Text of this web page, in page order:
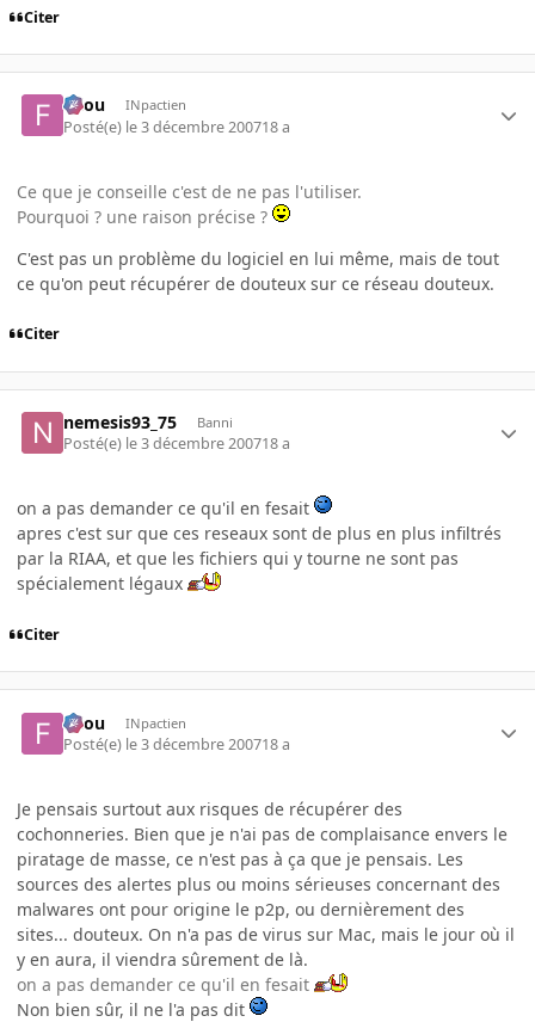
Citer
falou INpactien
Posté(e) le 3 décembre 200718 a
Ce que je conseille c'est de ne pas l'utiliser.
Pourquoi ? une raison précise ?
C'est pas un problème du logiciel en lui même, mais de tout
ce qu'on peut récupérer de douteux sur ce réseau douteux.
Citer
nemesis93_75 Banni
Posté(e) le 3 décembre 200718 a
on a pas demander ce qu'il en fesait
apres c'est sur que ces reseaux sont de plus en plus infiltrés
par la RIAA, et que les fichiers qui y tourne ne sont pas
spécialement légaux
Citer
falou INpactien
Posté(e) le 3 décembre 200718 a
Je pensais surtout aux risques de récupérer des
cochonneries. Bien que je n'ai pas de complaisance envers le
piratage de masse, ce n'est pas à ça que je pensais. Les
sources des alertes plus ou moins sérieuses concernant des
malwares ont pour origine le p2p, ou dernièrement des
sites... douteux. On n'a pas de virus sur Mac, mais le jour où il
y en aura, il viendra sûrement de là.
on a pas demander ce qu'il en fesait
Non bien sûr, il ne l'a pas dit